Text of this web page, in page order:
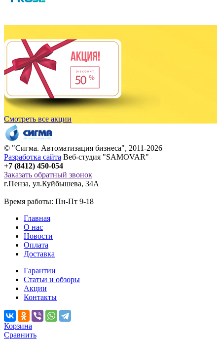
Смотреть все акции
© "Сигма. Автоматизация бизнеса", 2011-2026
Разработка сайта Веб-студия "SAMOVAR"
+7 (8412) 450-054
Заказать обратный звонок
г.Пенза, ул.Куйбышева, 34А
Время работы: Пн-Пт 9-18
Главная
О нас
Новости
Оплата
Доставка
Гарантии
Статьи и обзоры
Акции
Контакты
Корзина
Сравнить